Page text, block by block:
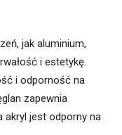
jak aluminium,
i estetykę.
i odporność na
zapewnia
akryl jest odporny na